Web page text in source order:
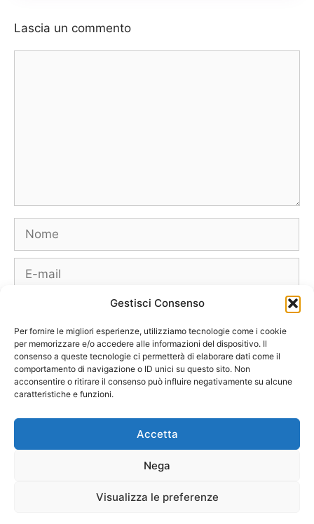
Gestisci Consenso
Per fornire le migliori esperienze, utilizziamo tecnologie come i cookie
per memorizzare e/o accedere alle informazioni del dispositivo. Il
consenso a queste tecnologie ci permetterà di elaborare dati come il
comportamento di navigazione o ID unici su questo sito. Non
acconsentire o ritirare il consenso può influire negativamente su alcune
caratteristiche e funzioni.
Accetta
Nega
Visualizza le preferenze
Lascia un commento
Nome
E-
mail
web
Tutte le Marche e Designer
[Newsletter]